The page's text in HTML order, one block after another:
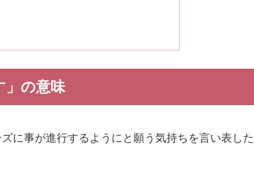
」の意味
に事が進行するようにと願う気持ちを言い表した